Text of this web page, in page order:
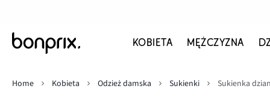
KOBIETA MĘŻCZYZNA
Home
Kobieta Odzież damska Sukienki Sukienka